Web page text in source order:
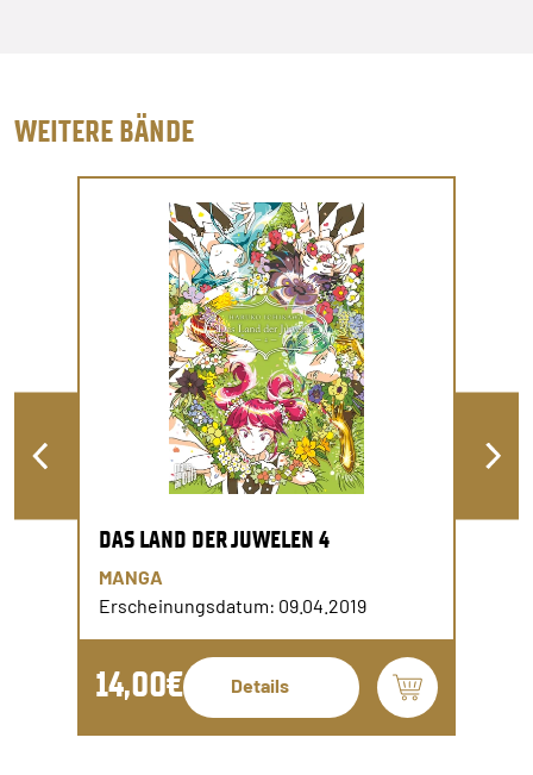
WEITERE BÄNDE
DAS LAND DER JUWELEN 4
MANGA
Erscheinungsdatum: 09.04.2019
14,00€ Details